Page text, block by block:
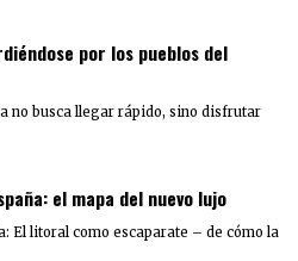
por los pueblos del
no busca llegar rápido, sino disfrutar
el mapa del nuevo lujo
El litoral como escaparate – de cómo la